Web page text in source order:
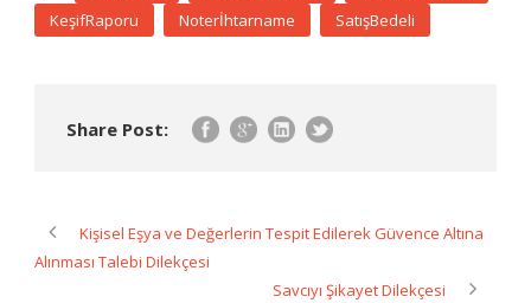
KeşifRaporu
Noterİhtarname SatışBedeli
Share Post:
Kişisel Eşya ve Değerlerin Tespit Edilerek Güvence Altına
Alınması Talebi Dilekçesi
Savcıyı Şikayet Dilekçesi